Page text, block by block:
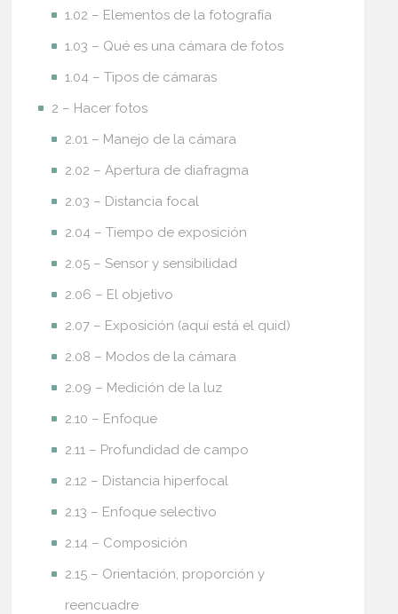
1.02 – Elementos de la fotografía
1.03 – Qué es una cámara de fotos
1.04 – Tipos de cámaras
2 – Hacer fotos
2.01 – Manejo de la cámara
2.02 – Apertura de diafragma
2.03 – Distancia focal
2.04 – Tiempo de exposición
2.05 – Sensor y sensibilidad
2.06 – El objetivo
2.07 – Exposición (aquí está el quid)
2.08 – Modos de la cámara
2.09 – Medición de la luz
2.10 – Enfoque
2.11 – Profundidad de campo
2.12 – Distancia hiperfocal
2.13 – Enfoque selectivo
2.14 – Composición
2.15 – Orientación, proporción y
reencuadre